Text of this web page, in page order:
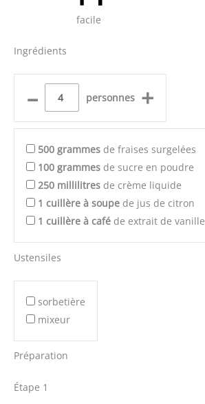
facile
Ingrédients
– personnes +
500 grammes de fraises surgelées
100 grammes de sucre en poudre
250 millilitres de crème liquide
1 cuillère à soupe de jus de citron
1 cuillère à café de extrait de vanille
Ustensiles
sorbetière
mixeur
Préparation
Étape 1